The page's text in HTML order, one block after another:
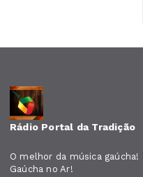
Rádio Portal da Tradição
O melhor da música
Gaúcha no Ar!